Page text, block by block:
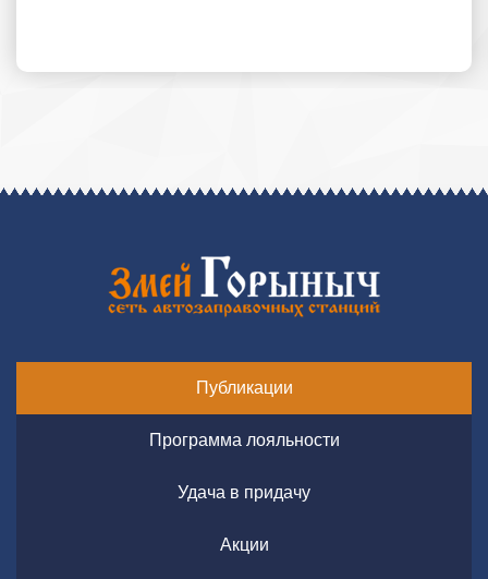
Публикации
Программа лояльности
Удача в придачу
Акции